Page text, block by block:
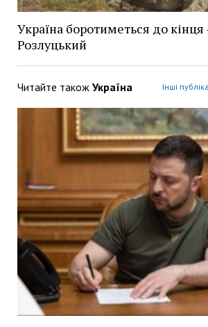
Україна боротиметься до кінця
Розлуцький
Читайте також Україна Інші